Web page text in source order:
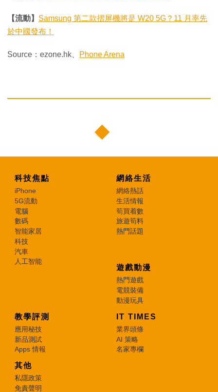
【流動】 Samsung 第二款摺屏機將是 W20 5G？11 月率先
於中國發布！
Source：ezone.hk、 Phone Arena
科技焦點
iPhone
5G流動
電腦
數碼
智能家居
科技
汽車
人工智能
網絡生活
網絡熱話
生活情報
筍買着數
旅遊筍料
熱門話題
遊戲動漫
熱門遊戲
電競裝備
動漫玩具
教學評測
應用秘技
新品測試
Apps 情報
IT TIMES
業界頭條
AI 策略
名家專欄
其他
私隱政策
免責聲明